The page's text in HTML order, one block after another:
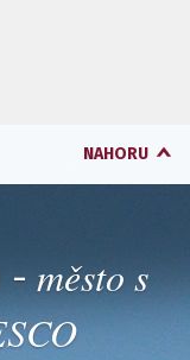
NAHORU
- město s